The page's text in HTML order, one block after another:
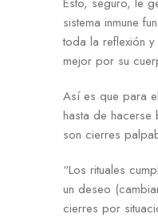
sistema inmune
toda la reflexión
mejor por su
Así es que para
hasta de hacerse
son cierres
“Los rituales
un deseo
cierres por